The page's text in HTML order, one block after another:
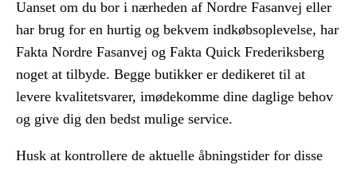
Uanset om du bor i nærheden af Nordre Fasanvej eller
har brug for en hurtig og bekvem indkøbsoplevelse, har
Fakta Nordre Fasanvej og Fakta Quick Frederiksberg
noget at tilbyde. Begge butikker er dedikeret til at
levere kvalitetsvarer, imødekomme dine daglige behov
og give dig den bedst mulige service.
Husk at kontrollere de aktuelle åbningstider for disse